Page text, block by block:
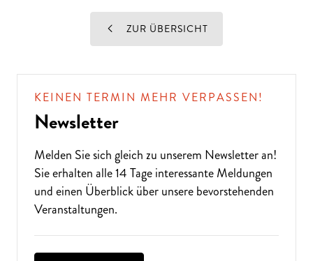
ZUR ÜBERSICHT
KEINEN TERMIN MEHR VERPASSEN!
Newsletter
Melden Sie sich gleich zu unserem Newsletteran!
Sie erhalten alle 14 Tage interessante Meldungen
und einen Überblick über unsere bevorstehenden
Veranstaltungen.